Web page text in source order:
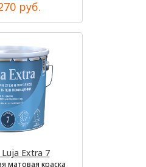
руб.
Luja Extra 7
матовая краска